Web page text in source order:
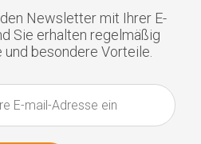
Newsletter mit Ihrer E-
Sie erhalten regelmäßig
und besondere Vorteile.